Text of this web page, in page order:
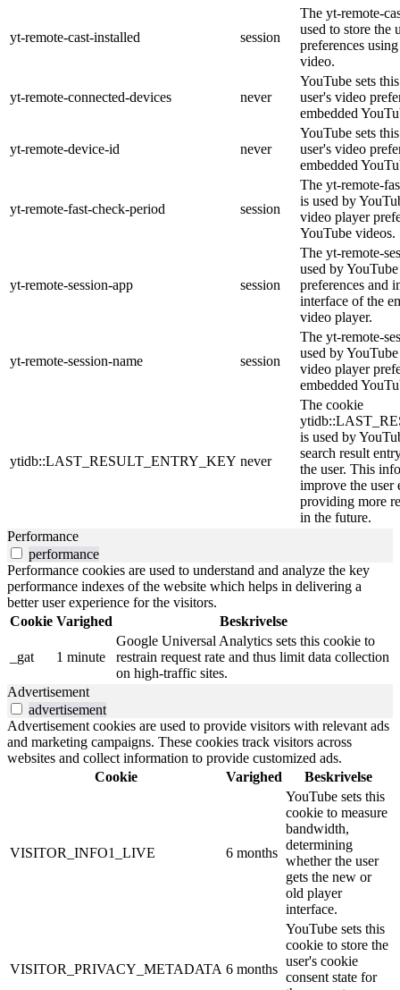
yt-remote-cast-installed session
The yt-remote-
used to store the
preferences
video.
yt-remote-connected-devices never
YouTube sets
user's video
embedded
yt-remote-device-id never
YouTube sets
user's video
embedded
yt-remote-fast-check-period session
The yt-remote-
is used by
video player
YouTube videos.
yt-remote-session-app session
The yt-remote-
used by
preferences and
interface of the
video player.
yt-remote-session-name session
The yt-remote-
used by
video player
embedded
ytidb::LAST_RESULT_ENTRY_KEY never
The cookie
is used by
search result
the user. This
improve the user
providing more
in the future.
Performance
performance
Performance cookies are used to understand and analyze the key
performance indexes of the website which helps in delivering a
better user experience for the visitors.
Cookie Varighed Beskrivelse
_gat 1 minute
Google Universal Analytics sets this cookie to
restrain request rate and thus limit data collection
on high-traffic sites.
Advertisement
advertisement
Advertisement cookies are used to provide visitors with relevant ads
and marketing campaigns. These cookies track visitors across
websites and collect information to provide customized ads.
Cookie
Varighed Beskrivelse
VISITOR_INFO1_LIVE 6 months
YouTube sets this
cookie to measure
bandwidth,
determining
whether the user
gets the new or
old player
interface.
VISITOR_PRIVACY_METADATA 6 months
YouTube sets this
cookie to store the
user's cookie
consent state for